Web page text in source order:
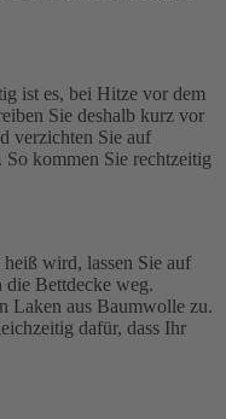
ist es, bei Hitze vor dem
Sie deshalb kurz vor
verzichten Sie auf
kommen Sie rechtzeitig
wird, lassen Sie auf
die Bettdecke weg.
Laken aus Baumwolle zu.
dafür, dass Ihr